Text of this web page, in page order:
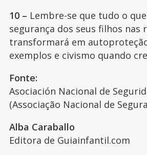
10 – Lembre-se que tudo o
segurança dos seus filhos nas
transformará em
exemplos e civismo quando
Fonte:
Asociación Nacional de
(Associação Nacional de
Alba Caraballo
Editora de Guiainfantil.com